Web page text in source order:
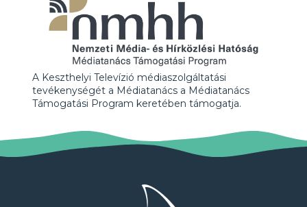
A Keszthelyi Televízió médiaszolgáltatási
tevékenységét a Médiatanács a Médiatanács
Támogatási Program keretében támogatja.